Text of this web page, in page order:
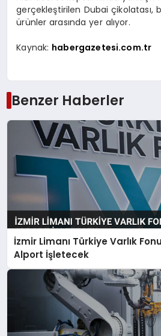
gerçekleştirilen Dubai çikolatası,
ürünler arasında yer alıyor.
Kaynak: habergazetesi.com.tr
Benzer Haberler
İzmir Limanı Türkiye Varlık
Alport İşletecek